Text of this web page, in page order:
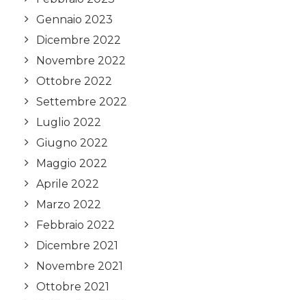
Gennaio 2023
Dicembre 2022
Novembre 2022
Ottobre 2022
Settembre 2022
Luglio 2022
Giugno 2022
Maggio 2022
Aprile 2022
Marzo 2022
Febbraio 2022
Dicembre 2021
Novembre 2021
Ottobre 2021